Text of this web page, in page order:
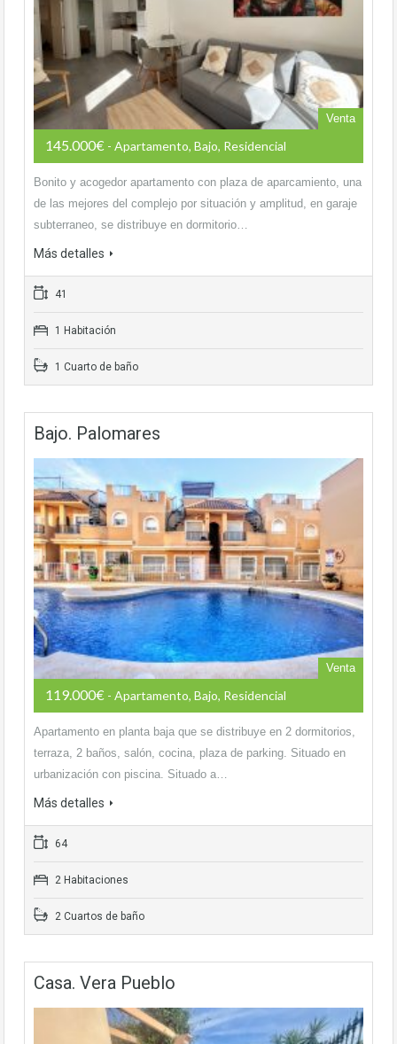
Venta
145.000€ - Apartamento, Bajo, Residencial
Bonito y acogedor apartamento con plaza de aparcamiento, una
de las mejores del complejo por situación y amplitud, en garaje
subterraneo, se distribuye en dormitorio…
Más detalles
41
1 Habitación
1 Cuarto de baño
Bajo. Palomares
Venta
119.000€ - Apartamento, Bajo, Residencial
Apartamento en planta baja que se distribuye en 2 dormitorios,
terraza, 2 baños, salón, cocina, plaza de parking. Situado en
urbanización con piscina. Situado a…
Más detalles
64
2 Habitaciones
2 Cuartos de baño
Casa. Vera Pueblo